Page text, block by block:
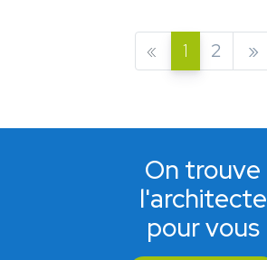
« 1 2 »
On trouve
l'architecte
pour vous